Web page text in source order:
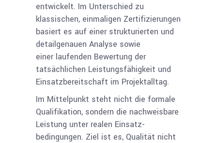
entwickelt. Im Unterschied zu
klassischen, einmaligen Zertifizierungen
basiert es auf einer strukturierten und
detailgenauen Analyse sowie
einer laufenden Bewertung der
tatsächlichen Leistungsfähigkeit und
Einsatzbereitschaft im Projektalltag.
Im Mittelpunkt steht nicht die formale
Qualifikation, sondern die nachweisbare
Leistung unter realen Einsatz­
bedingungen. Ziel ist es, Qualität nicht